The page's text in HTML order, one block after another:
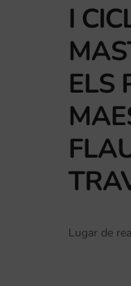
I
ELS
Lugar de